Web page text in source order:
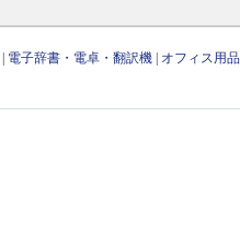
電子辞書・電卓・翻訳機 オフィス用品